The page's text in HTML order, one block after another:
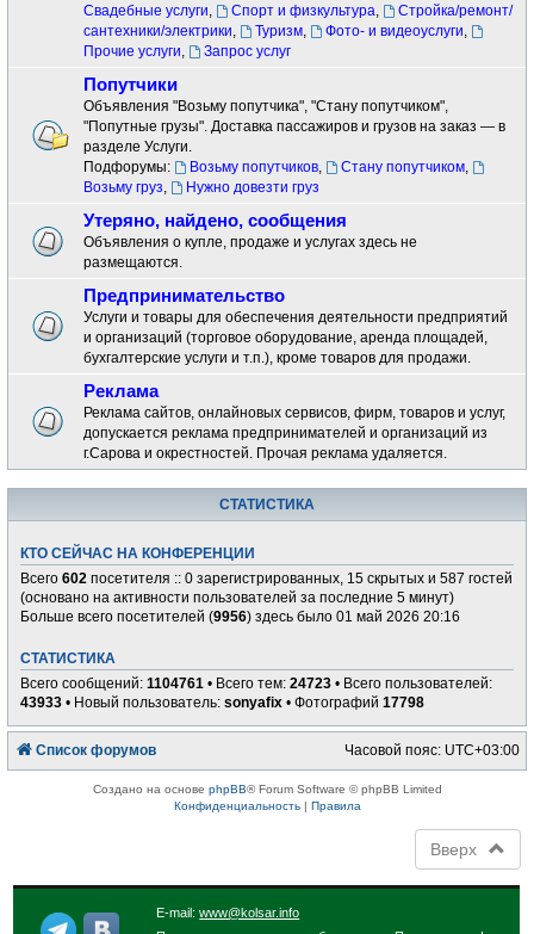
Свадебные услуги, Спорт и физкультура,
Стройка/ремонт/
сантехники/электрики, Туризм, Фото- и видеоуслуги,
Прочие услуги, Запрос услуг
Попутчики
Объявления "Возьму попутчика", "Стану попутчиком",
"Попутные грузы". Доставка пассажиров и грузов на заказ — в
разделе Услуги.
Подфорумы:
Возьму попутчиков, Стану попутчиком,
Возьму груз, Нужно довезти груз
Утеряно, найдено, сообщения
Объявления о купле, продаже и услугах здесь не
размещаются.
Предпринимательство
Услуги и товары для обеспечения деятельности предприятий
и организаций (торговое оборудование, аренда площадей,
бухгалтерские услуги и т.п.), кроме товаров для продажи.
Реклама
Реклама сайтов, онлайновых сервисов, фирм, товаров и услуг,
допускается реклама предпринимателей и организаций из
г.Сарова и окрестностей. Прочая реклама удаляется.
СТАТИСТИКА
КТО СЕЙЧАС НА КОНФЕРЕНЦИИ
Всего602 посетителя :: 0 зарегистрированных, 15 скрытых и 587 гостей
(основано на активности пользователей за последние 5 минут)
Больше всего посетителей (9956) здесь было 01 май 2026 20:16
СТАТИСТИКА
Всего сообщений:1104761 • Всего тем:24723 • Всего пользователей:
43933 • Новый пользователь:sonyafix • Фотографий17798
Список форумов Часовой пояс: UTC+03:00
Создано на основе phpBB® Forum Software © phpBB Limited
Конфиденциальность| Правила
Вверх
E-mail:www@kolsar.info